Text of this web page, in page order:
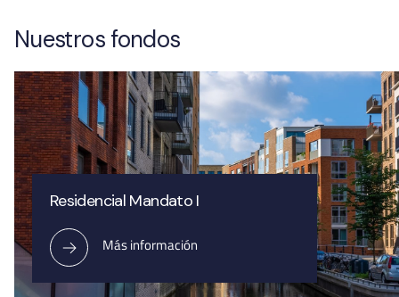
Nuestros fondos
Residencial Mandato I
Más información
Más información
Más información